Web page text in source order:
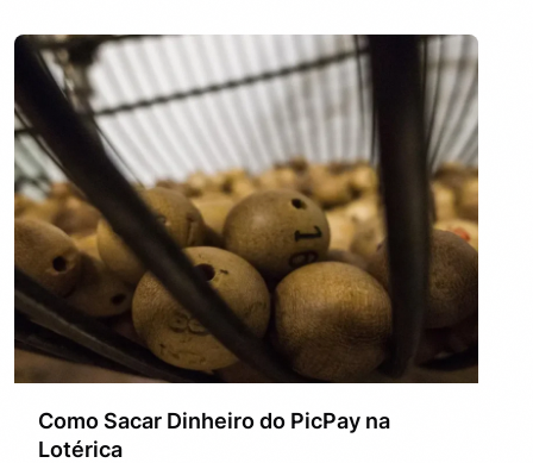
Como Sacar Dinheiro do PicPay na
Lotérica